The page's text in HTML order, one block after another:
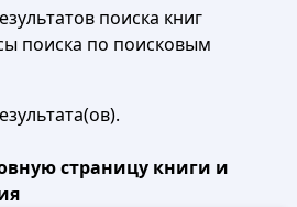
поиска книг
поиска по поисковым
страницу книги и